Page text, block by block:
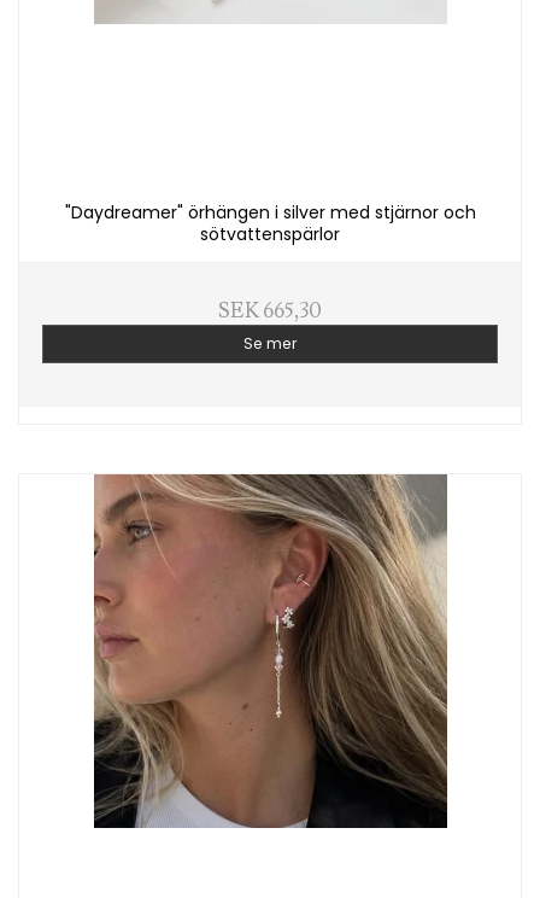
"Daydreamer" örhängen i silver med stjärnor och
sötvattenspärlor
SEK 665,30
Se mer